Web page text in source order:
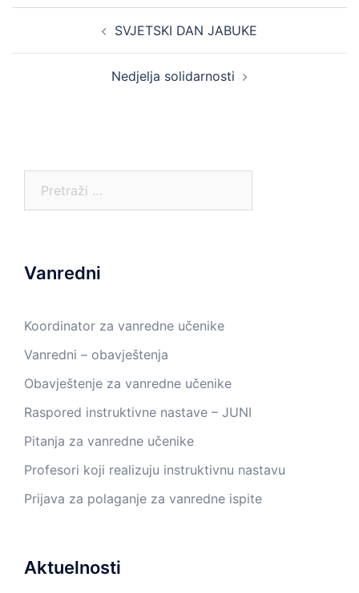
navigation SVJETSKI DAN JABUKE
Nedjelja solidarnosti
Vanredni
Koordinator za vanredne učenike
Vanredni – obavještenja
Obavještenje za vanredne učenike
Raspored instruktivne nastave – JUNI
Pitanja za vanredne učenike
Profesori koji realizuju instruktivnu nastavu
Prijava za polaganje za vanredne ispite
Aktuelnosti